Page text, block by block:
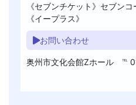
《セブンチケット》セブン
《イープラス》
お問い合わせ
奥州市文化会館Zホール ℡